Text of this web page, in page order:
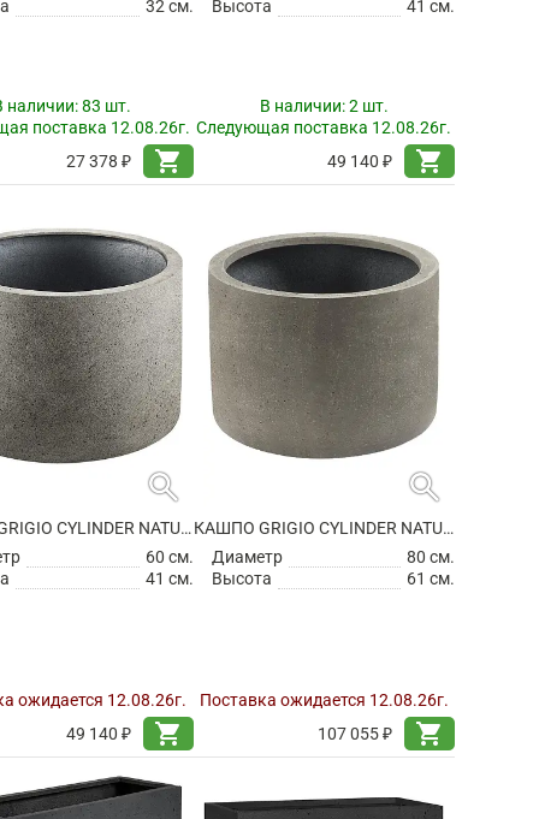
32 см.
наличии:83 шт.
поставка 12.08.26г.
27 378 ₽
shopping_cart
Высота
41 см.
В наличии:2 шт.
Следующая поставка 12.08.26г.
49 140 ₽
shopping_cart
search
КАШПО GRIGIO CYLINDER NATURAL CONCRETE
60 см.
41 см.
ожидается 12.08.26г.
49 140 ₽
shopping_cart
search
КАШПО GRIGIO CYLINDER NATURAL CONCRETE
Диаметр
80 см.
Высота
61 см.
Поставка ожидается 12.08.26г.
107 055 ₽
shopping_cart